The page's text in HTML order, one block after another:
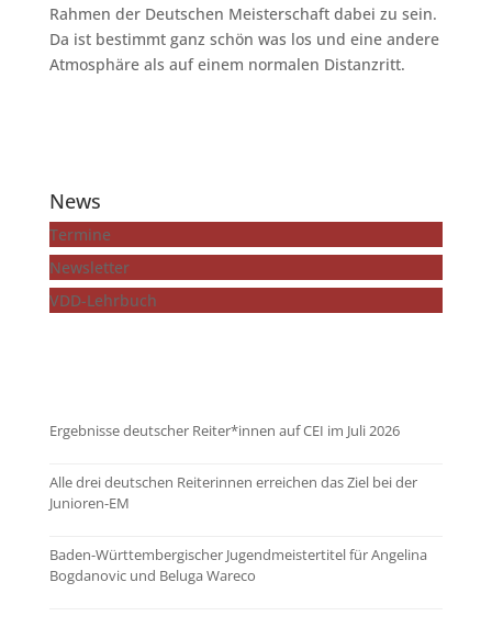
Rahmen der Deutschen Meisterschaft dabei zu sein.
Da ist bestimmt ganz schön was los und eine andere
Atmosphäre als auf einem normalen Distanzritt.
News
Termine
Newsletter
VDD-Lehrbuch
Ergebnisse deutscher Reiter*innen auf CEI im Juli 2026
Alle drei deutschen Reiterinnen erreichen das Ziel bei der
Junioren-EM
Baden-Württembergischer Jugendmeistertitel für Angelina
Bogdanovic und Beluga Wareco